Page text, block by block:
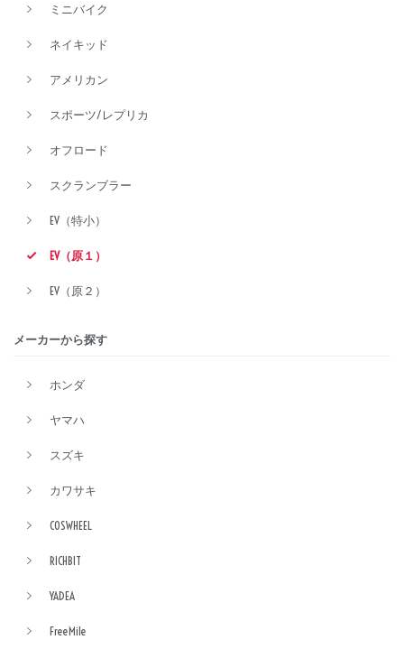
ミニバイク
ネイキッド
アメリカン
スポーツ/レプリカ
オフロード
スクランブラー
EV（特小）
EV（原１）
EV（原２）
メーカーから探す
ホンダ
ヤマハ
スズキ
カワサキ
COSWHEEL
RICHBIT
YADEA
FreeMile